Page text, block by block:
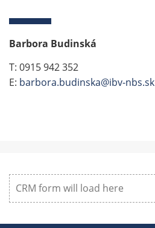
Barbora Budinská
T: 0915 942 352
E: barbora.budinska@ibv-nbs.sk
CRM form will load here